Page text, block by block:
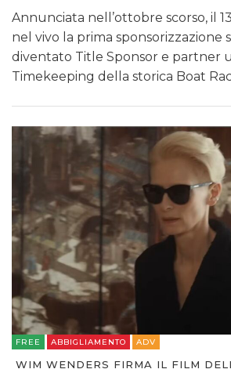
Annunciata nell’ottobre scorso, il
nel vivo la prima sponsorizzazione
diventato Title Sponsor e partner
Timekeeping della storica Boat
FREE ABBIGLIAMENTO ADV
WIM WENDERS FIRMA IL FILM